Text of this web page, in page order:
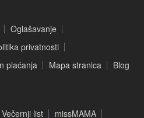
Oglašavanje
privatnosti
plaćanja Mapa stranica Blog
Večernji list missMAMA